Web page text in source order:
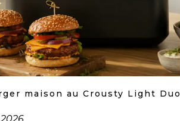
maison au Crousty Light Duo